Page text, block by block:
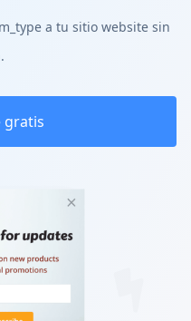
a tu sitio website sin
gratis